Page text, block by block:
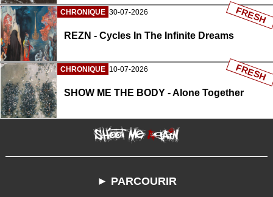
CHRONIQUE 30-07-2026
REZN - Cycles In The Infinite Dreams
FRESH
CHRONIQUE 10-07-2026
SHOW ME THE BODY - Alone Together
FRESH
► PARCOURIR